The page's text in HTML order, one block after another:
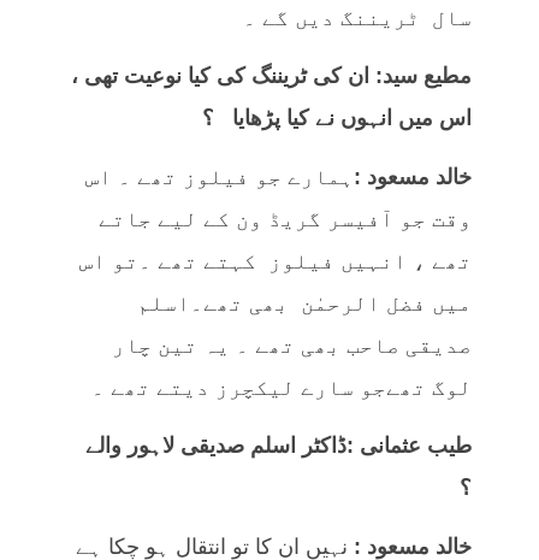
سال ٹریننگ دیں گے ۔
مطیع سید: ان کی ٹریننگ کی کیا نوعیت تھی ،
اس میں انہوں نے کیا پڑھایا ؟
خالد مسعود : ہمارے جو فیلوز تھے ۔ اس
وقت جو آفیسر گریڈ ون کے لیے جاتے
تھے ، انہیں فیلوز کہتے تھے ۔تو اس
میں فضل الرحمٰن بھی تھے۔اسلم
صدیقی صاحب بھی تھے ۔ یہ تین چار
لوگ تھےجو سارے لیکچرز دیتے تھے ۔
طیب عثمانی :ڈاکٹر اسلم صدیقی لاہور والے
؟
خالد مسعود : نہیں ان کا تو انتقال ہو چکا ہے